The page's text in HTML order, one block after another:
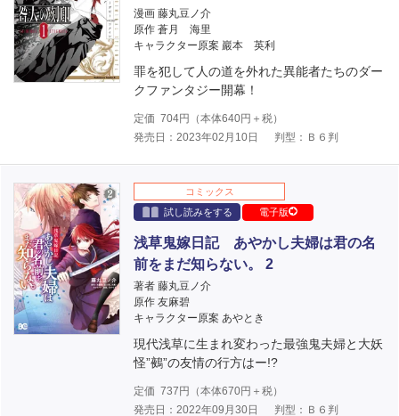
漫画 藤丸豆ノ介
原作 蒼月 海里
キャラクター原案 巖本 英利
罪を犯して人の道を外れた異能者たちのダー
クファンタジー開幕！
定価 704円（本体640円＋税）
発売日：2023年02月10日
判型：Ｂ６判
コミックス
試し読みをする
電子版
浅草鬼嫁日記 あやかし夫婦は君の名
前をまだ知らない。 2
著者 藤丸豆ノ介
原作 友麻碧
キャラクター原案 あやとき
現代浅草に生まれ変わった最強鬼夫婦と大妖
怪”鵺”の友情の行方はー!?
定価 737 円（本体670円＋税）
発売日：2022年09月30日
判型：Ｂ６判